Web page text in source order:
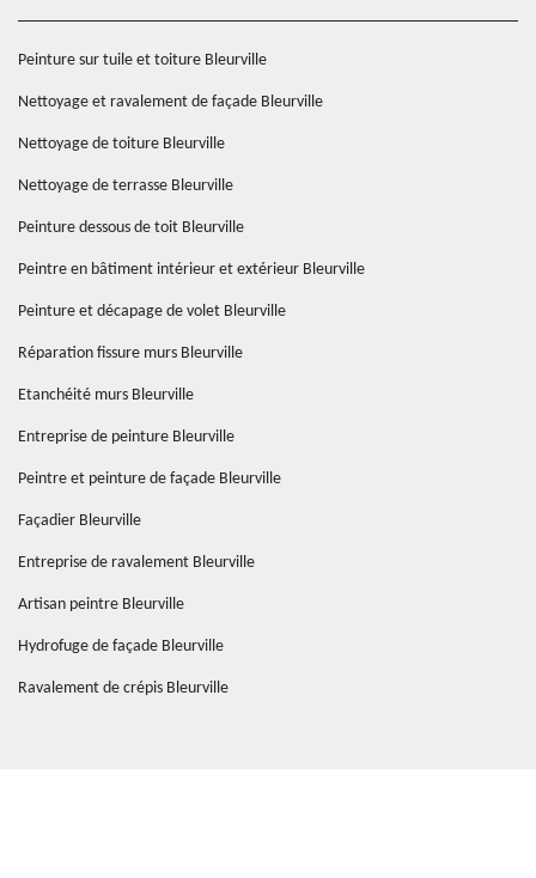
Peinture sur tuile et toiture Bleurville
Nettoyage et ravalement de façade Bleurville
Nettoyage de toiture Bleurville
Nettoyage de terrasse Bleurville
Peinture dessous de toit Bleurville
Peintre en bâtiment intérieur et extérieur Bleurville
Peinture et décapage de volet Bleurville
Réparation fissure murs Bleurville
Etanchéité murs Bleurville
Entreprise de peinture Bleurville
Peintre et peinture de façade Bleurville
Façadier Bleurville
Entreprise de ravalement Bleurville
Artisan peintre Bleurville
Hydrofuge de façade Bleurville
Ravalement de crépis Bleurville